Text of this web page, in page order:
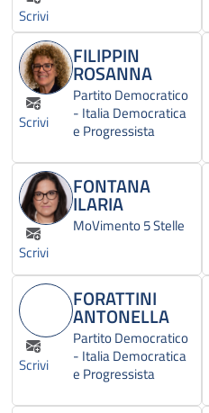
Scrivi
Scrivi
FILIPPIN
ROSANNA
Partito Democratico
- Italia Democratica
e Progressista
Scrivi
FONTANA
ILARIA
MoVimento 5 Stelle
Scrivi
FORATTINI
ANTONELLA
Partito Democratico
- Italia Democratica
e Progressista